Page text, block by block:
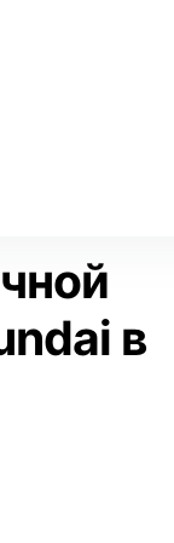
Замена
в